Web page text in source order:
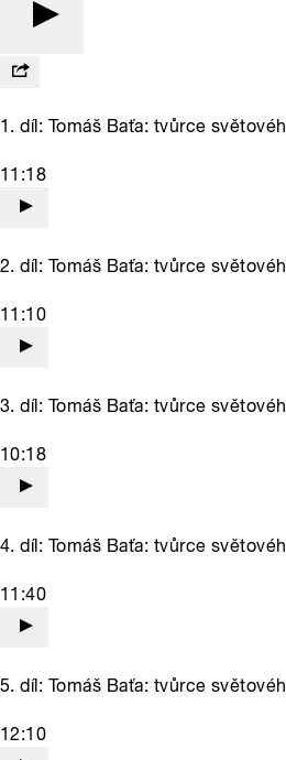
1. díl: Tomáš Baťa: tvůrce
11:18
2. díl: Tomáš Baťa: tvůrce
11:10
3. díl: Tomáš Baťa: tvůrce
10:18
4. díl: Tomáš Baťa: tvůrce
11:40
5. díl: Tomáš Baťa: tvůrce
12:10